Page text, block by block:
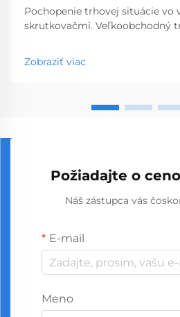
Pochopenie trhovej situácie vo
skrutkovačmi. Veľkoobchodný
nástrojov, ktorý obsluhuje
stavebninami až po stavebné
Zobraziť viac
Požiadajte o
Náš zástupca vás
E-mail
Meno